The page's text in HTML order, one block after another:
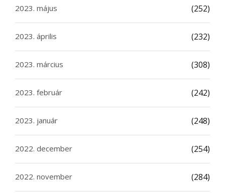
2023. május (252)
2023. április (232)
2023. március (308)
2023. február (242)
2023. január (248)
2022. december (254)
2022. november (284)